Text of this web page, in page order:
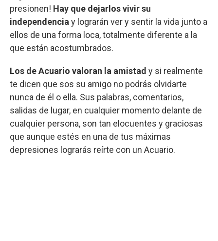
presionen! Hay que dejarlos vivir su
independencia y lograrán ver y sentir la vida junto a
ellos de una forma loca, totalmente diferente a la
que están acostumbrados.
Los de Acuario valoran la amistad y si realmente
te dicen que sos su amigo no podrás olvidarte
nunca de él o ella. Sus palabras, comentarios,
salidas de lugar, en cualquier momento delante de
cualquier persona, son tan elocuentes y graciosas
que aunque estés en una de tus máximas
depresiones lograrás reírte con un Acuario.